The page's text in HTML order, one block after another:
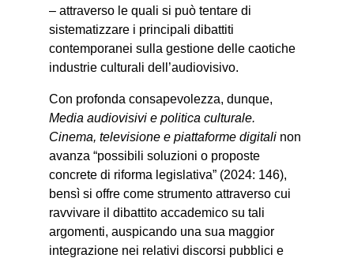
– attraverso le quali si può tentare di
sistematizzare i principali dibattiti
contemporanei sulla gestione delle caotiche
industrie culturali dell’audiovisivo.
Con profonda consapevolezza, dunque,
Media audiovisivi e politica culturale.
Cinema, televisione e piattaforme digitali non
avanza “possibili soluzioni o proposte
concrete di riforma legislativa” (2024: 146),
bensì si offre come strumento attraverso cui
ravvivare il dibattito accademico su tali
argomenti, auspicando una sua maggior
integrazione nei relativi discorsi pubblici e